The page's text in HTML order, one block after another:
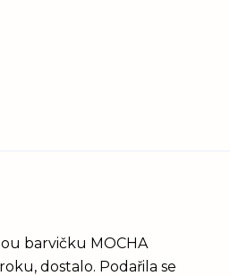
barvičku MOCHA
dostalo. Podařila se